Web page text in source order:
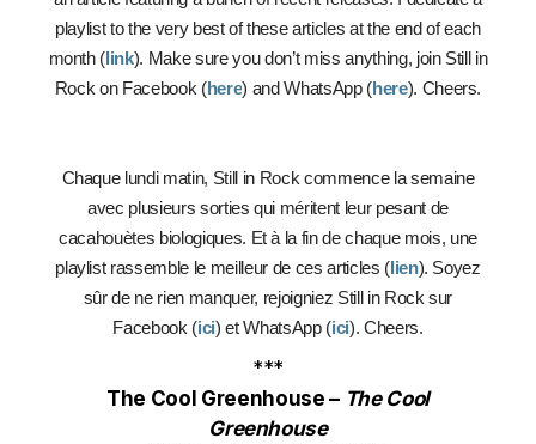
playlist to the very best of these articles at the end of each
month (link). Make sure you don’t miss anything, join Still in
Rock on Facebook (here) and WhatsApp (here). Cheers.
Chaque lundi matin, Still in Rock commence la semaine
avec plusieurs sorties qui méritent leur pesant de
cacahouètes biologiques. Et à la fin de chaque mois, une
playlist rassemble le meilleur de ces articles (lien). Soyez
sûr de ne rien manquer, rejoigniez Still in Rock sur
Facebook (ici) et WhatsApp (ici). Cheers.
***
The Cool Greenhouse – The Cool
Greenhouse